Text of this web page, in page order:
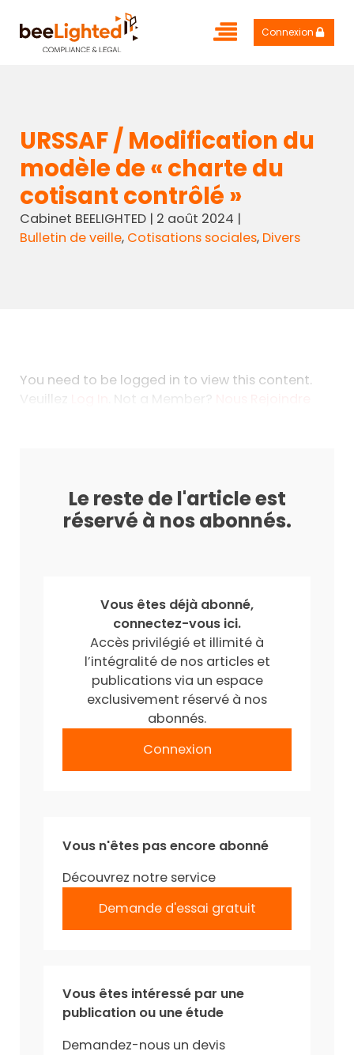
Connexion
URSSAF / Modification du
modèle de « charte du
cotisant contrôlé »
Cabinet BEELIGHTED| 2 août 2024 |
Bulletin de veille, Cotisations sociales, Divers
You need to be logged in to view this content.
Veuillez
. Not a Member?
Le reste de l'article est
réservé à nos abonnés.
Vous êtes déjà abonné,
connectez-vous ici.
Accès privilégié et illimité à
l’intégralité de nos articles et
publications via un espace
exclusivement réservé à nos
abonnés.
Connexion
Vous n'êtes pas encore abonné
Découvrez notre service
Demande d'essai gratuit
Vous êtes intéressé par une
publication ou une étude
Demandez-nous un devis